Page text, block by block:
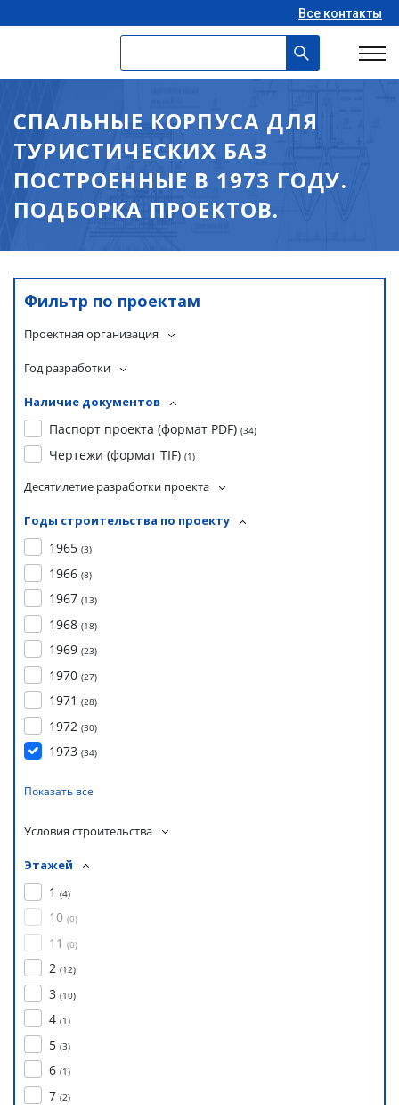
Все контакты
СПАЛЬНЫЕ КОРПУСА ДЛЯ
ТУРИСТИЧЕСКИХ БАЗ
ПОСТРОЕННЫЕ В 1973 ГОДУ.
ПОДБОРКА ПРОЕКТОВ.
Фильтр по проектам
Проектная организация
Год разработки
Наличие документов
Паспорт проекта (формат PDF) (34)
Чертежи (формат TIF) (1)
Десятилетие разработки проекта
Годы строительства по проекту
1965 (3)
1966 (8)
1967 (13)
1968 (18)
1969 (23)
1970 (27)
1971 (28)
1972 (30)
1973 (34)
Показать все
Условия строительства
Этажей
1 (4)
10 (0)
11 (0)
2 (12)
3 (10)
4 (1)
5 (3)
6 (1)
7 (2)